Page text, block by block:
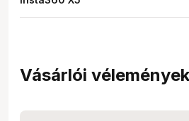
Vásárlói vélemények